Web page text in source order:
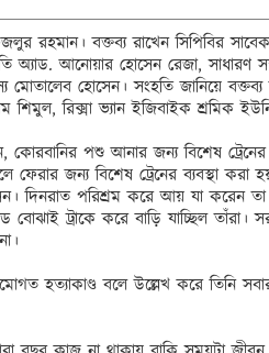
রহমান। বক্তব্য রাখেন সিপিবির
অ্যাড. আনোয়ার হোসেন রেজা,
মোতালেব হোসেন। সংহতি জানিয়ে
শিমুল, রিক্সা ভ্যান ইজিবাইক শ্রমিক
কোরবানির পশু আনার জন্য বিশেষ ট্রেনের
ফেরার জন্য বিশেষ ট্রেনের ব্যবস্থা
দিনরাত পরিশ্রম করে আয় যা করেন তা
ট্রাকে করে বাড়ি যাচ্ছিল তাঁরা।
হত্যাকাণ্ড বলে উল্লেখ করে তিনি